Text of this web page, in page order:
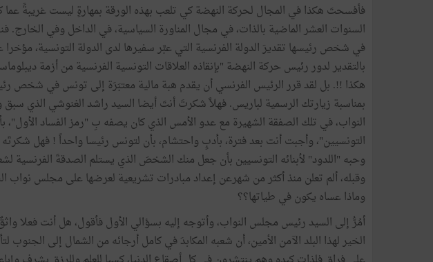
فأفسحتَ هكذا في المجال لحركة النهضة كي تلعب بهذه الورقة بمهارةٍ ليست غريبةً
السنوات العشر الماضية بالذات، في مجال المناورة السياسية، في الداخل وفي
في شخص رئيسها تقديرَ الدولة الفرنسية التي عبَّر سفيرها لدى الدولة التونسية،
بالتقدير لدور رئيس حركة النهضة "بإنقاذه العلاقات التونسية الفرنسية من أزمة
هكذا !!. بل لقد قرر الرئيس الفرنسي أن يقدم هبة مالية معتبَرَة إلى تونس في شخص
بمناسبة زيارتك الرسمية لباريس. فهلاَّ شكرتَ أنتَ أيضا السيد راشد الغنوشي الذي
النواب، في تلك الصفقة الشهيرة مع عدو الأمس الذي كان يصفه بِ "رمز الفساد الأول"،
التونسيين"، وأجبت أنت بعد فترة، بأدبٍ واحتشام، بأن لتونس رئيسا واحداً ! فهل
وحبه "اللدود" لأبنائه التونسيين بأن جعل منك الشخصَ الذي يستلم الصدقةَ الفرنسية
وقبله، ألم تعلن منذ أكثر من شهرعن إعداد مبادرات تشريعية لعرضها على مجلس
وماذا عساه يكون في طياتها؟؟
أمُرُّ إلى السيد رئيس مجلس النواب، وأتوجه إليه بسؤالي الأول فأقول، هل أنت فعلا
الخير لهذا البلد الآمن الأمين، أن شعبه المكابدَ في كامل أرجائه من الشمال إلى الجنوب